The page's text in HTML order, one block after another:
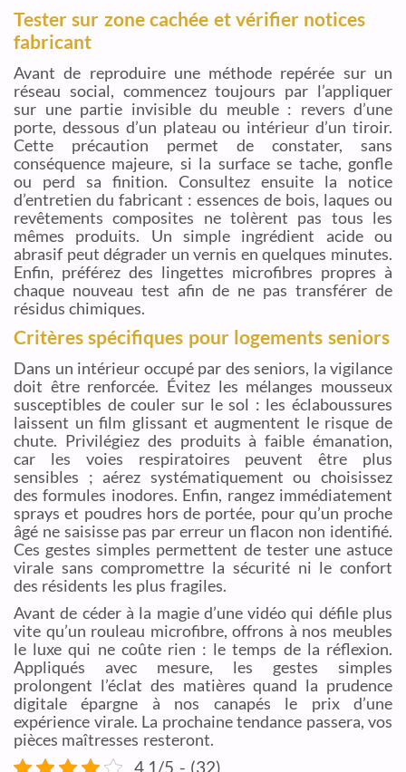
Tester sur zone cachée et vérifier notices
fabricant
Avant de reproduire une méthode repérée sur un
réseau social, commencez toujours par l’appliquer
sur une partie invisible du meuble : revers d’une
porte, dessous d’un plateau ou intérieur d’un tiroir.
Cette précaution permet de constater, sans
conséquence majeure, si la surface se tache, gonfle
ou perd sa finition. Consultez ensuite la notice
d’entretien du fabricant : essences de bois, laques ou
revêtements composites ne tolèrent pas tous les
mêmes produits. Un simple ingrédient acide ou
abrasif peut dégrader un vernis en quelques minutes.
Enfin, préférez des lingettes microfibres propres à
chaque nouveau test afin de ne pas transférer de
résidus chimiques.
Critères spécifiques pour logements seniors
Dans un intérieur occupé par des seniors, la vigilance
doit être renforcée. Évitez les mélanges mousseux
susceptibles de couler sur le sol : les éclaboussures
laissent un film glissant et augmentent le risque de
chute. Privilégiez des produits à faible émanation,
car les voies respiratoires peuvent être plus
sensibles ; aérez systématiquement ou choisissez
des formules inodores. Enfin, rangez immédiatement
sprays et poudres hors de portée, pour qu’un proche
âgé ne saisisse pas par erreur un flacon non identifié.
Ces gestes simples permettent de tester une astuce
virale sans compromettre la sécurité ni le confort
des résidents les plus fragiles.
Avant de céder à la magie d’une vidéo qui défile plus
vite qu’un rouleau microfibre, offrons à nos meubles
le luxe qui ne coûte rien : le temps de la réflexion.
Appliqués avec mesure, les gestes simples
prolongent l’éclat des matières quand la prudence
digitale épargne à nos canapés le prix d’une
expérience virale. La prochaine tendance passera, vos
pièces maîtresses resteront.
4.1/5 - (32)